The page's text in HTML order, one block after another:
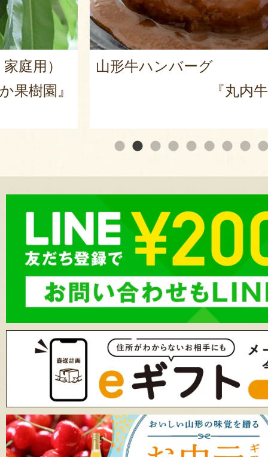
牛肉店』
山形県産 庄内柿
『戸